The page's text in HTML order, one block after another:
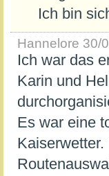
Ich bin
Hannelore 30/
Ich war das
Karin und
Es war eine